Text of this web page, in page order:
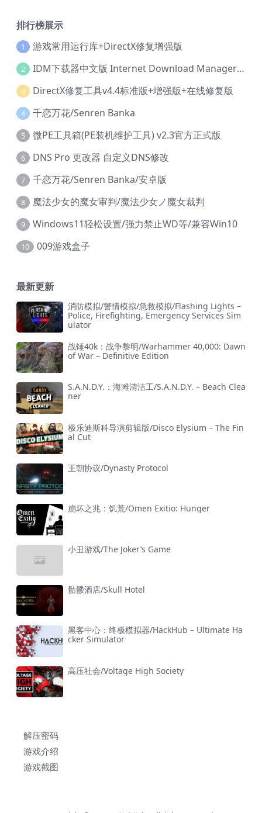
排行榜展示
1 游戏常用运行库+DirectX修复增强版
2 IDM下载器中文版 Internet Download Manager v6.42.36 IDM
3 DirectX修复工具v4.4标准版+增强版+在线修复版
4 千恋万花/Senren Banka
5 微PE工具箱(PE装机维护工具) v2.3官方正式版
6 DNS Pro 更改器 自定义DNS修改
7 千恋万花/Senren Banka/安卓版
8 魔法少女的魔女审判/魔法少女ノ魔女裁判
9 Windows11轻松设置/强力禁止WD等/兼容Win10
10 009游戏盒子
最新更新
消防模拟/警情模拟/急救模拟/Flashing Lights –
Police, Firefighting, Emergency Services Sim
ulator
战锤40k：战争黎明/Warhammer 40,000: Dawn
of War – Definitive Edition
S.A.N.D.Y.：海滩清洁工/S.A.N.D.Y. – Beach Clea
ner
极乐迪斯科导演剪辑版/Disco Elysium – The Fin
al Cut
王朝协议/Dynasty Protocol
崩坏之兆：饥荒/Omen Exitio: Hunger
小丑游戏/The Joker’s Game
骷髅酒店/Skull Hotel
黑客中心：终极模拟器/HackHub – Ultimate Ha
cker Simulator
高压社会/Voltage High Society
解压密码
游戏介绍
游戏截图